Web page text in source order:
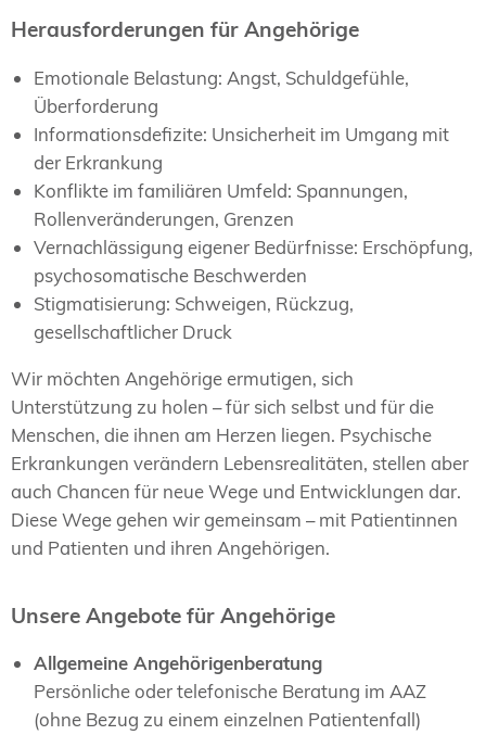
Herausforderungen für Angehörige
Emotionale Belastung: Angst, Schuldgefühle,
Überforderung
Informationsdefizite: Unsicherheit im Umgang mit
der Erkrankung
Konflikte im familiären Umfeld: Spannungen,
Rollenveränderungen, Grenzen
Vernachlässigung eigener Bedürfnisse: Erschöpfung,
psychosomatische Beschwerden
Stigmatisierung: Schweigen, Rückzug,
gesellschaftlicher Druck
Wir möchten Angehörige ermutigen, sich
Unterstützung zu holen – für sich selbst und für die
Menschen, die ihnen am Herzen liegen. Psychische
Erkrankungen verändern Lebensrealitäten, stellen aber
auch Chancen für neue Wege und Entwicklungen dar.
Diese Wege gehen wir gemeinsam – mit Patientinnen
und Patienten und ihren Angehörigen.
Unsere Angebote für Angehörige
Allgemeine Angehörigenberatung
Persönliche oder telefonische Beratung im AAZ
(ohne Bezug zu einem einzelnen Patientenfall)